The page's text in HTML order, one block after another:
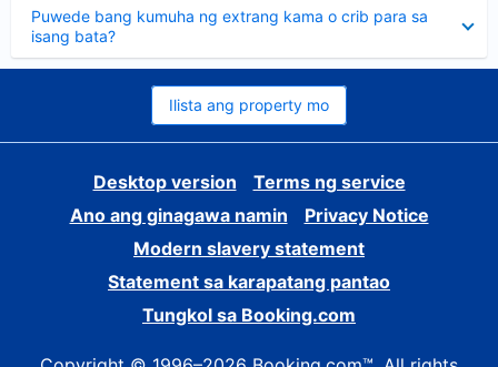
Puwede bang kumuha ng extrang kama o crib para sa
isang bata?
ang
sagot
Ilista ang property mo
Desktop version
Terms ng service
Ano ang ginagawa namin
Privacy Notice
Modern slavery statement
Statement sa karapatang pantao
Tungkol sa Booking.com